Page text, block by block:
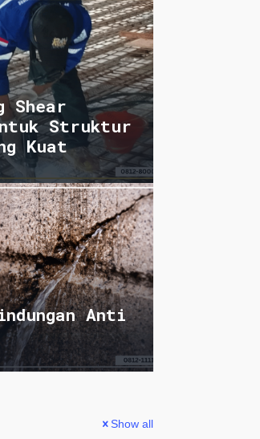
Shear
Struktur
Kuat
Anti
Show all